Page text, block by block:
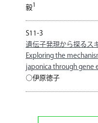
毅1
S11-3
遺伝子発現から探るス
Exploring the
japonica through gene
○伊原徳子